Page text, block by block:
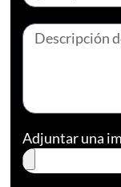
Adjuntar una